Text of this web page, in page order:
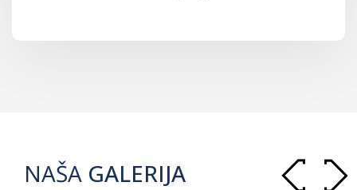
NAŠA GALERIJA